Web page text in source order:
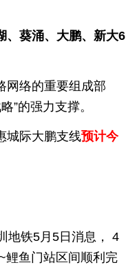
、葵涌、大鹏、新大6
网络的重要组成部
”的强力支撑。
城际大鹏支线预计今
地铁5月5日消息， 4
鲤鱼门站区间顺利完